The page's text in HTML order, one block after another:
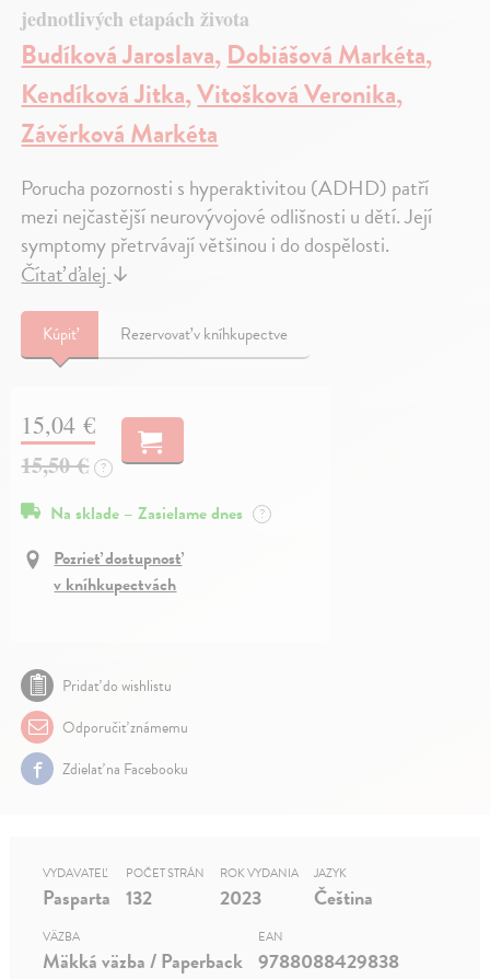
jednotlivých etapách života
Budíková Jaroslava,Dobiášová Markéta,
Kendíková Jitka,Vitošková Veronika,
Závěrková Markéta
Porucha pozornosti s hyperaktivitou (ADHD) patří
mezi nejčastější neurovývojové odlišnosti u dětí. Její
symptomy přetrvávají většinou i do dospělosti.
Čítať ďalej ↓
Kúpiť Rezervovať v kníhkupectve
15,04 €
15,50 € ?
Na sklade – Zasielame dnes ?
Pozrieť dostupnosť
v kníhkupectvách
Pridať do wishlistu
Odporučiť známemu
Zdielať na Facebooku
VYDAVATEĽ
Pasparta
POČET STRÁN
132
ROK VYDANIA
2023
JAZYK
Čeština
VÄZBA
Mäkká väzba / Paperback
EAN
9788088429838